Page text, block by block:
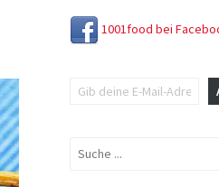
1001food bei
Suchen